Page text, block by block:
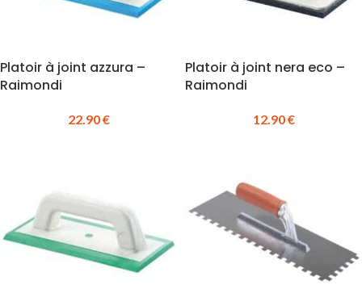
Platoir à joint azzura –
Raimondi
22.90€
Platoir à joint nera eco –
Raimondi
12.90€